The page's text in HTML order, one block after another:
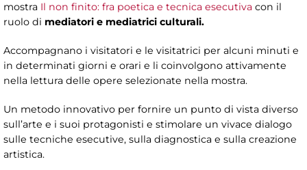
mostra Il non finito: fra poetica e tecnica esecutiva con il
ruolo di mediatori e mediatrici culturali.
Accompagnano i visitatori e le visitatrici per alcuni minuti e
in determinati giorni e orari e li coinvolgono attivamente
nella lettura delle opere selezionate nella mostra.
Un metodo innovativo per fornire un punto di vista diverso
sull’arte e i suoi protagonisti e stimolare un vivace dialogo
sulle tecniche esecutive, sulla diagnostica e sulla creazione
artistica.